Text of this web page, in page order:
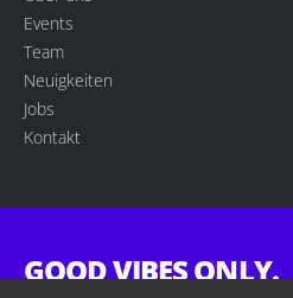
Events
Team
Neuigkeiten
Jobs
Kontakt
GOOD VIBES ONLY.